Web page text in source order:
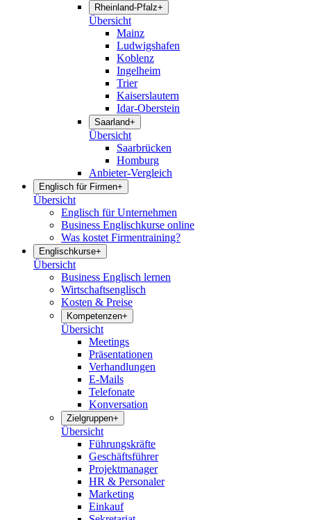
Rheinland-Pfalz+
Übersicht
Mainz
Ludwigshafen
Koblenz
Ingelheim
Trier
Kaiserslautern
Idar-Oberstein
Saarland+
Übersicht
Saarbrücken
Homburg
Anbieter-Vergleich
Englisch für Firmen+
Übersicht
Englisch für Unternehmen
Business Englischkurse online
Was kostet Firmentraining?
Englischkurse+
Übersicht
Business Englisch lernen
Wirtschaftsenglisch
Kosten & Preise
Kompetenzen+
Übersicht
Meetings
Präsentationen
Verhandlungen
E-Mails
Telefonate
Konversation
Zielgruppen+
Übersicht
Führungskräfte
Geschäftsführer
Projektmanager
HR & Personaler
Marketing
Einkauf